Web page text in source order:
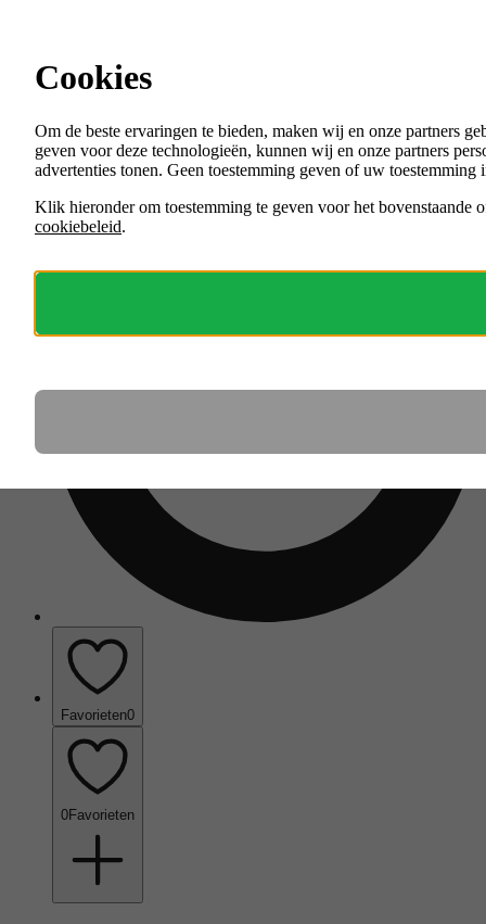
Menu
VACATURES
ORGANISATIES
Favorieten0
0Favorieten
Cookies
Om de beste ervaringen te bieden, maken wij en onze partners
geven voor deze technologieën, kunnen wij en onze partners
advertenties tonen. Geen toestemming geven of uw
Klik hieronder om toestemming te geven voor het bovenstaande
cookiebeleid.